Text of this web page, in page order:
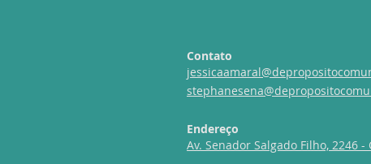
Contato
Endereço
Av. Senador Salgado Filho, 2246